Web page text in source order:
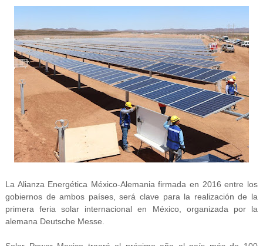
La Alianza Energética México-Alemania firmada en 2016 entre los
gobiernos de ambos países, será clave para la realización de la
primera feria solar internacional en México, organizada por la
alemana Deutsche Messe.